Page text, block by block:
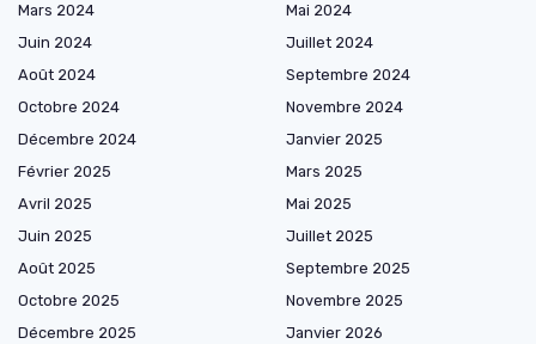
Mars 2024
Mai 2024
Juin 2024
Juillet 2024
Août 2024
Septembre 2024
Octobre 2024
Novembre 2024
Décembre 2024
Janvier 2025
Février 2025
Mars 2025
Avril 2025
Mai 2025
Juin 2025
Juillet 2025
Août 2025
Septembre 2025
Octobre 2025
Novembre 2025
Décembre 2025
Janvier 2026